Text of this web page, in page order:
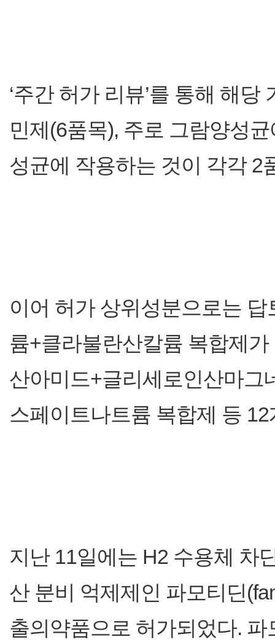
‘주간 허가 리뷰’를 통해 해
민제(6품목), 주로 그람양성
성균에 작용하는 것이 각각 2
이어 허가 상위성분으로는
륨+클라불란산칼륨 복합제
산아미드+글리세로인산마그
스페이트나트륨 복합제 등
지난 11일에는 H2 수용체 차
산 분비 억제제인 파모티딘
출의약품으로 허가되었다.